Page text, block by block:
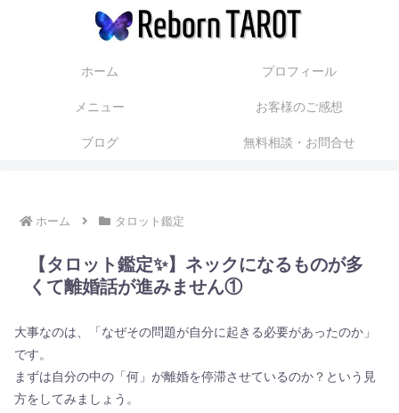
ホーム プロフィール
メニュー お客様のご感想
ブログ 無料相談・お問合せ
ホーム タロット鑑定
【タロット鑑定✨】ネックになるものが多
くて離婚話が進みません①
大事なのは、「なぜその問題が自分に起きる必要があったのか」
です。
まずは自分の中の「何」が離婚を停滞させているのか？という見
方をしてみましょう。